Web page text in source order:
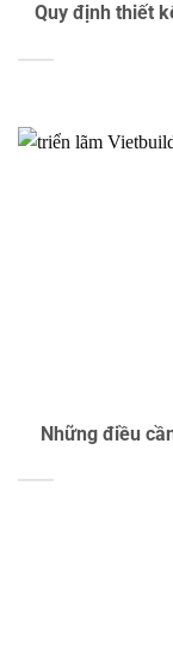
Quy định thiết
Những điều